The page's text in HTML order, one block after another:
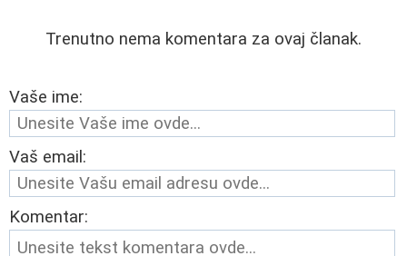
Trenutno nema komentara za ovaj članak.
Vaše ime:
Vaš email:
Komentar: